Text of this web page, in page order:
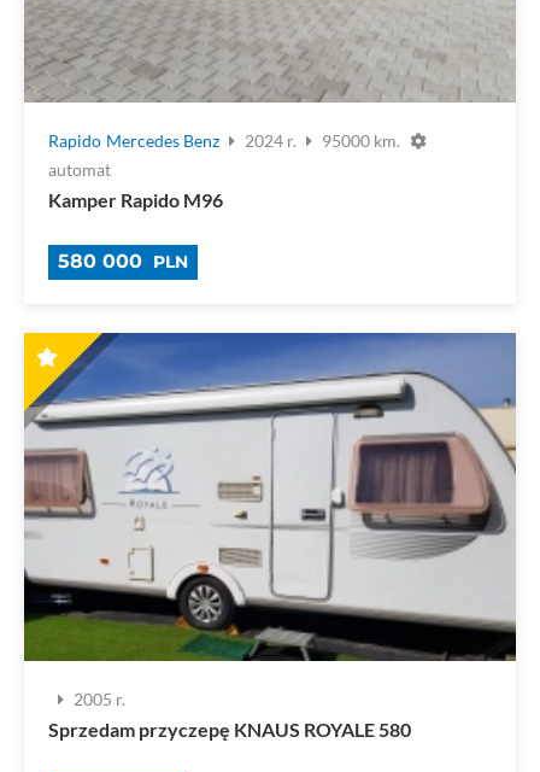
Rapido Mercedes Benz 2024 r.
95000 km.
automat
Kamper Rapido M96
580 000 PLN
2005 r.
Sprzedam przyczepę KNAUS ROYALE 580